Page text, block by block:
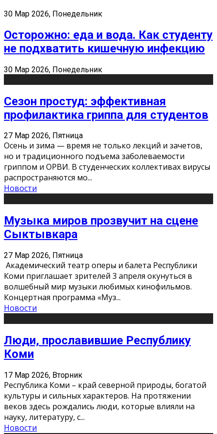
30 Мар 2026, Понедельник
Осторожно: еда и вода. Как студенту
не подхватить кишечную инфекцию
30 Мар 2026, Понедельник
Сезон простуд: эффективная
профилактика гриппа для студентов
27 Мар 2026, Пятница
Осень и зима — время не только лекций и зачетов,
но и традиционного подъема заболеваемости
гриппом и ОРВИ. В студенческих коллективах вирусы
распространяются мо...
Новости
Музыка миров прозвучит на сцене
Сыктывкара
27 Мар 2026, Пятница
Академический театр оперы и балета Республики
Коми приглашает зрителей 3 апреля окунуться в
волшебный мир музыки любимых кинофильмов.
Концертная программа «Муз...
Новости
Люди, прославившие Республику
Коми
17 Мар 2026, Вторник
Республика Коми – край северной природы, богатой
культуры и сильных характеров. На протяжении
веков здесь рождались люди, которые влияли на
науку, литературу, с...
Новости